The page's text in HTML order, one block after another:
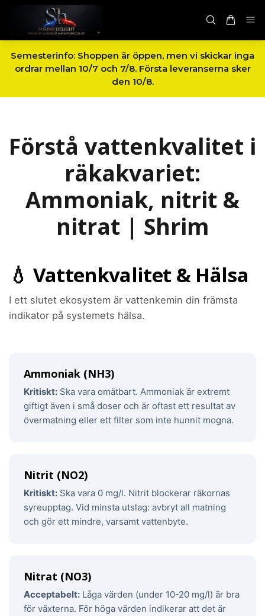
Semesterinfo: Shoppen är öppen, men vi skickar inga
ordrar mellan 10/7 och 7/8. Första leveranserna sker
den 10/8.
Förstå vattenkvalitet i
räkakvariet:
Ammoniak, nitrit &
nitrat | Shrim
💧 Vattenkvalitet & Hälsa
I ett slutet ekosystem är vattenkemin din främsta
indikator på systemets hälsa.
Ammoniak (NH3)
Kritiskt: Ska vara omätbart. Ammoniak är extremt
giftigt även i små doser och är oftast ett resultat av
övermatning eller ett filter som inte hunnit mogna.
Nitrit (NO2)
Kritiskt: Ska vara 0 mg/l. Nitrit blockerar räkornas
syreupptag. Vid minsta utslag: avbryt all matning
och gör ett mindre, varsamt vattenbyte.
Nitrat (NO3)
Acceptabelt: Låga värden (under 10-20 mg/l) är bra
för växterna. För höga värden indikerar att det är